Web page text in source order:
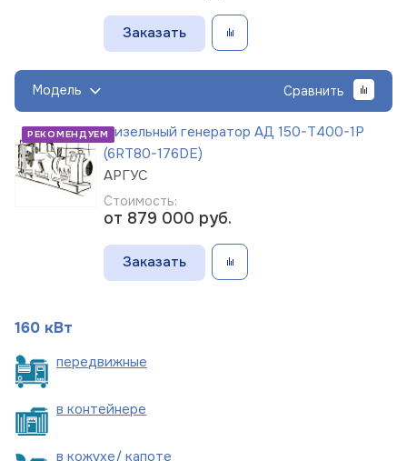
Заказать
Модель Сравнить
РЕКОМЕНДУЕМДизельный генератор АД 150-Т400-1Р
(6RT80-176DE)
АРГУС
Стоимость:
от 879 000 руб.
Заказать
160 кВт
передвижные
в контейнере
в кожухе/ капоте